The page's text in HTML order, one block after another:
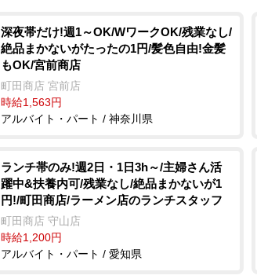
深夜帯だけ!週1～OK/WワークOK/残業なし/
絶品まかないがたったの1円/髪色自由!金髪
もOK/宮前商店
町田商店 宮前店
時給1,563円
アルバイト・パート / 神奈川県
ランチ帯のみ!週2日・1日3h～/主婦さん活
躍中&扶養内可/残業なし/絶品まかないが1
円!/町田商店/ラーメン店のランチスタッフ
町田商店 守山店
時給1,200円
アルバイト・パート / 愛知県